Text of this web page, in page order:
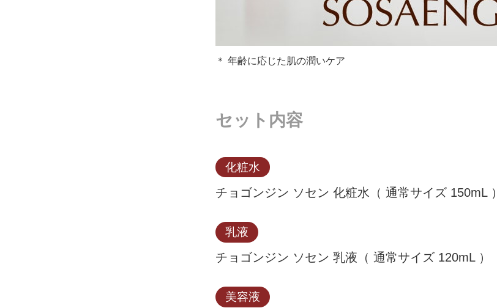
＊ 年齢に応じた肌の潤いケア
セット内容
化粧水
チョゴンジン ソセン 化粧水（ 通常サイズ 150mL ）
乳液
チョゴンジン ソセン 乳液（ 通常サイズ 120mL ）
美容液